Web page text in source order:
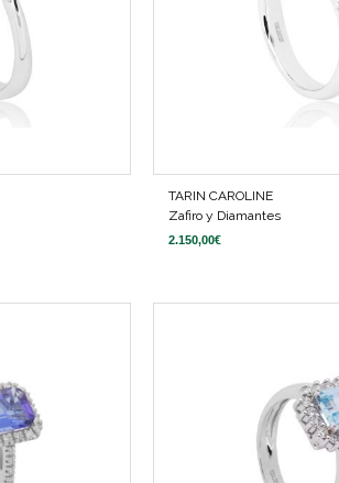
TARIN CAROLINE
Zafiro y Diamantes
2.150,00€